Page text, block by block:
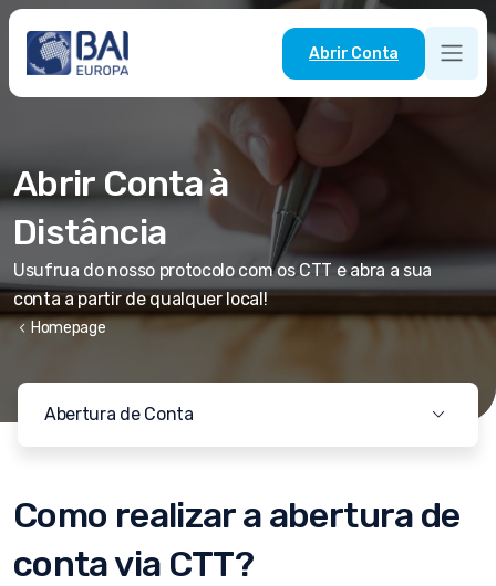
Abrir Conta
Abrir Conta à
Distância
Usufrua do nosso protocolo com os CTT e abra a sua
conta a partir de qualquer local!
chevron_left Homepage
Abertura de Conta
Como realizar a abertura de
conta via CTT?